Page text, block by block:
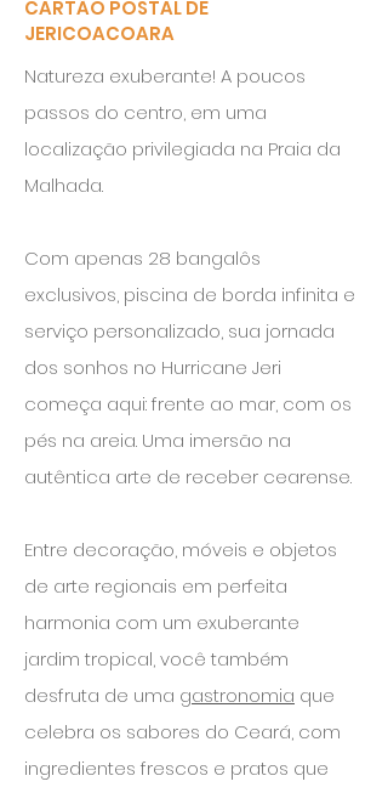
CARTÃO POSTAL DE
JERICOACOARA
Natureza exuberante! A poucos
passos do centro, em uma
localização privilegiada na Praia da
Malhada.
Com apenas 28 bangalôs
exclusivos, piscina de borda infinita e
serviço personalizado, sua jornada
dos sonhos no Hurricane Jeri
começa aqui: frente ao mar, com os
pés na areia. Uma imersão na
autêntica arte de receber cearense.
Entre decoração, móveis e objetos
de arte regionais em perfeita
harmonia com um exuberante
jardim tropical, você também
desfruta de uma gastronomia que
celebra os sabores do Ceará, com
ingredientes frescos e pratos que